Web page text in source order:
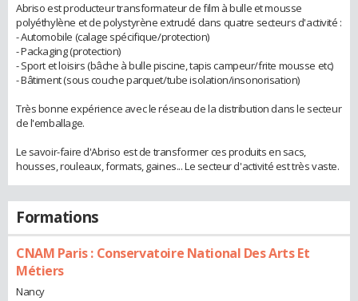
Abriso est producteur transformateur de film à bulle et mousse
polyéthylène et de polystyrène extrudé dans quatre secteurs d'activité :
- Automobile (calage spécifique/protection)
- Packaging (protection)
- Sport et loisirs (bâche à bulle piscine, tapis campeur/frite mousse etc)
- Bâtiment (sous couche parquet/tube isolation/insonorisation)
Très bonne expérience avec le réseau de la distribution dans le secteur
de l'emballage.
Le savoir-faire d'Abriso est de transformer ces produits en sacs,
housses, rouleaux, formats, gaines... Le secteur d'activité est très vaste.
Formations
CNAM Paris : Conservatoire National Des Arts Et
Métiers
Nancy